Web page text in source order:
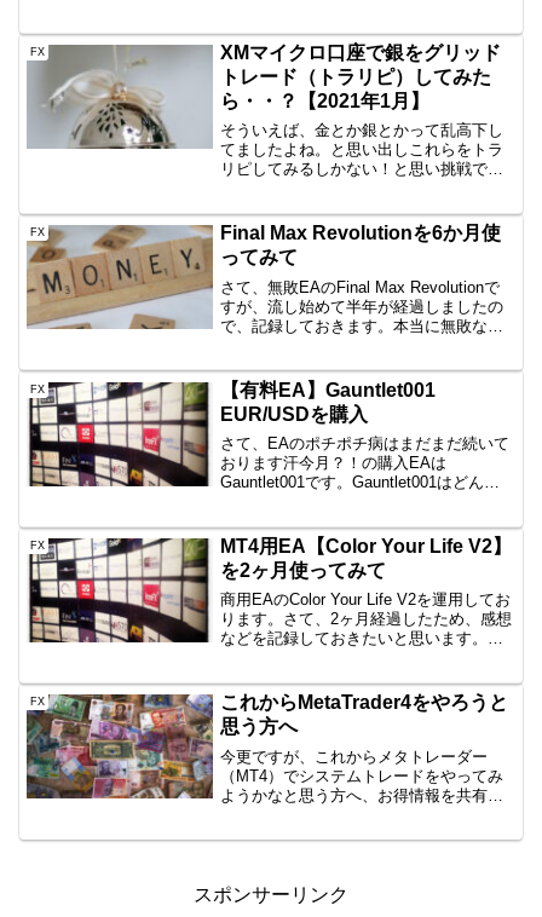
FX
XMマイクロ口座で銀をグリッド
トレード（トラリピ）してみた
ら・・？【2021年1月】
そういえば、金とか銀とかって乱高下し
てましたよね。と思い出しこれらをトラ
リピしてみるしかない！と思い挑戦で
全然問題ないですが、50万円～くらいは
ないと安心して...
FX
Final Max Revolutionを6か月使
ってみて
さて、無敗EAのFinal Max Revolutionで
すが、流し始めて半年が経過しましたの
で、記録しておきます。本当に無敗なの
ください。簡単に言うと、ターボモード
を...
FX
【有料EA】Gauntlet001
EUR/USDを購入
さて、EAのポチポチ病はまだまだ続いて
おります汗今月？！の購入EAは
Gauntlet001です。Gauntlet001はどんな
ジション数：4 複利機能：な...
FX
MT4用EA【Color Your Life V2】
を2ヶ月使ってみて
商用EAのColor Your Life V2を運用してお
ります。さて、2ヶ月経過したため、感想
などを記録しておきたいと思います。成
記事はこちら⇒C...
FX
これからMetaTrader4をやろうと
思う方へ
今更ですが、これからメタトレーダー
（MT4）でシステムトレードをやってみ
ようかなと思う方へ、お得情報を共有し
スポンサーリンク